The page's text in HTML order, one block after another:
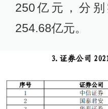
250亿元，分别
254.68亿元。